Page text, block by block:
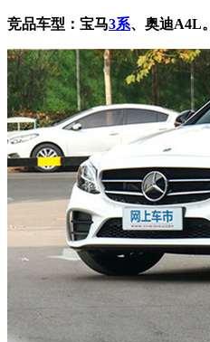
竞品车型：宝马3系、奥迪A4L。